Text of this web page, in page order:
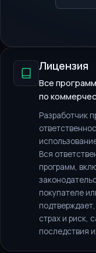
Лицензия
Все
по
Разработчик
Вся
программ,
покупателе
страх и риск,
последствия